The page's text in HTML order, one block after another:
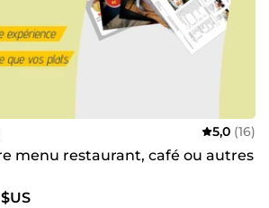
5,0 (16)
menu restaurant, café ou autres